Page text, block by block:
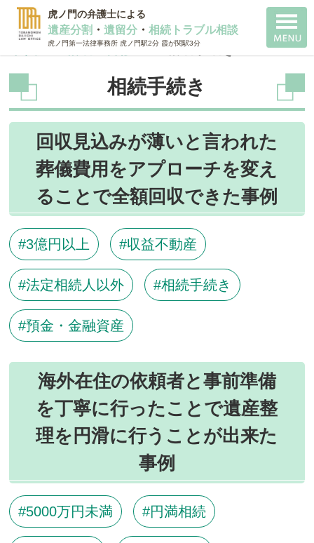
虎ノ門の弁護士による
遺産分割 ・ 遺留分・ 相続トラブル相談
虎ノ門第一法律事務所 虎ノ門駅2分 霞が関駅3分
千代田 相続 弁護士>相続手続き
相続手続き
回収見込みが薄いと言われた
葬儀費用をアプローチを変え
ることで全額回収できた事例
3億円以上 収益不動産
法定相続人以外 相続手続き
預金・金融資産
海外在住の依頼者と事前準備
を丁寧に行ったことで遺産整
理を円滑に行うことが出来た
事例
5000万円未満 円満相続